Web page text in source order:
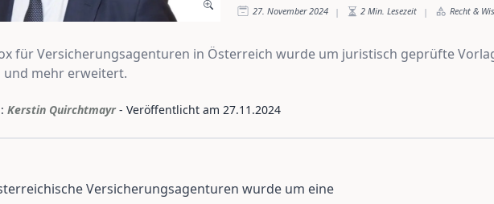
27. November 2024 | 2 Min. Lesezeit | Recht &
für Versicherungsagenturen in Österreich wurde um juristisch geprüfte
und mehr erweitert.
Kerstin Quirchtmayr - Veröffentlicht am 27.11.2024
Versicherungsagenturen wurde um eine